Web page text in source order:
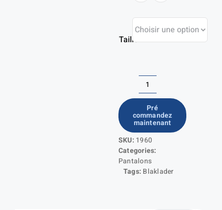
Taille
quantité
de
Pantalon
X1900
artisan
Cordura®
DENIM
Pré
commandez
maintenant
SKU: 1960
Categories:
Pantalons
Tags: Blaklader